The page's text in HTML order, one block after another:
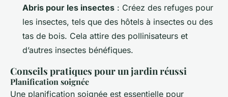
Abris pour les insectes : Créez des refuges pour
les insectes, tels que des hôtels à insectes ou des
tas de bois. Cela attire des pollinisateurs et
d’autres insectes bénéfiques.
Conseils pratiques pour un jardin réussi
Planification soignée
Une planification soignée est essentielle pour